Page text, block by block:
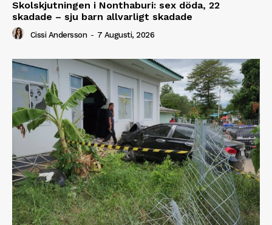
Skolskjutningen i Nonthaburi: sex döda, 22
skadade – sju barn allvarligt skadade
Cissi Andersson - 7 Augusti, 2026